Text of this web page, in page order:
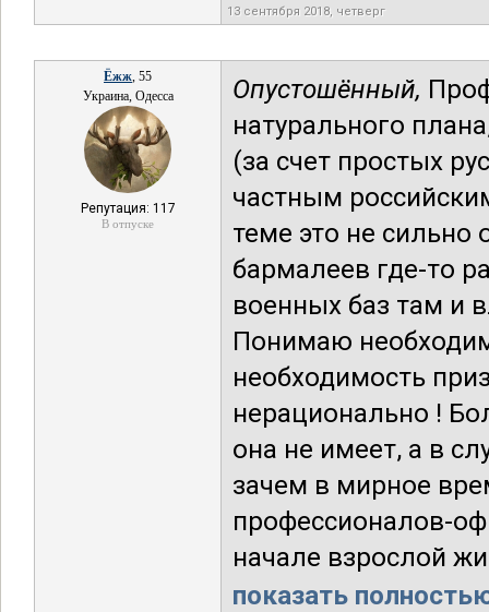
13 сентября 2018, четверг
Ёжж, 55
Украина, Одесса
Репутация: 117
В отпуске
Опустошённый,
натурального
(за счет простых
частным
теме это не
бармалеев где-то
военных баз там и
Понимаю
необходимость
нерационально !
она не имеет, а в
зачем в мирное
профессионалов-
начале взрослой
показать